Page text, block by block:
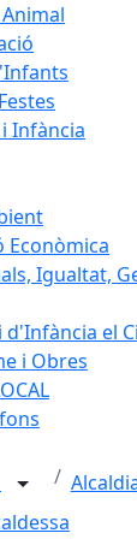
Infància
Econòmica
Igualtat,
d'Infància el
i Obres